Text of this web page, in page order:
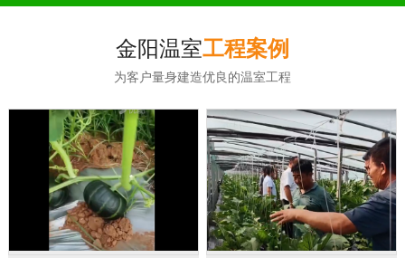
金阳温室工程案例
为客户量身建造优良的温室工程